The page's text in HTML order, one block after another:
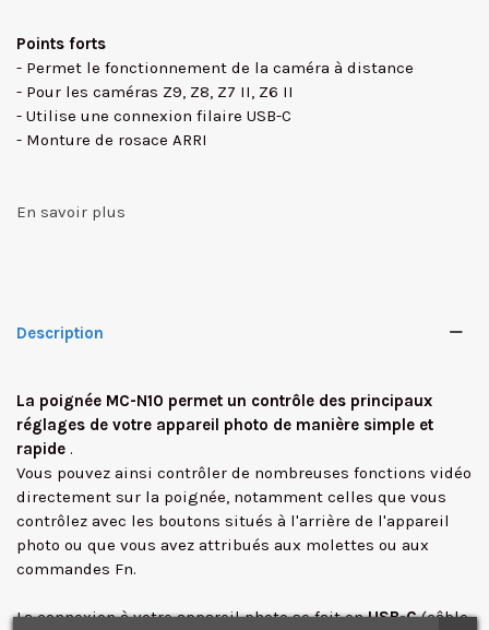
Points forts
- Permet le fonctionnement de la caméra à distance
- Pour les caméras Z9, Z8, Z7 II, Z6 II
- Utilise une connexion filaire USB-C
- Monture de rosace ARRI
En savoir plus
Description
La poignée MC-N10 permet un contrôle des principaux
réglages de votre appareil photo de manière simple et
rapide .
Vous pouvez ainsi contrôler de nombreuses fonctions vidéo
directement sur la poignée, notamment celles que vous
contrôlez avec les boutons situés à l'arrière de l'appareil
photo ou que vous avez attribués aux molettes ou aux
commandes Fn.
La connexion à votre appareil photo se fait enUSB-C(câble
✕